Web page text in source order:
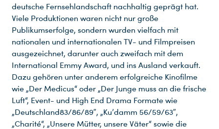
deutsche Fernsehlandschaft nachhaltig geprägt hat.
Viele Produktionen waren nicht nur große
Publikumserfolge, sondern wurden vielfach mit
nationalen und internationalen TV- und Filmpreisen
ausgezeichnet, darunter auch zweifach mit dem
International Emmy Award, und ins Ausland verkauft.
Dazu gehören unter anderem erfolgreiche Kinofilme
wie „Der Medicus“ oder „Der Junge muss an die frische
Luft“, Event- und High End Drama Formate wie
„Deutschland83/86/89″, „Ku’damm 56/59/63″,
„Charité“, „Unsere Mütter, unsere Väter“ sowie die